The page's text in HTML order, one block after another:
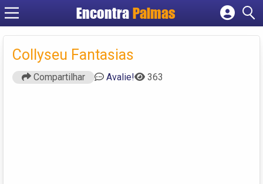
Encontra Palmas
Cadastrar empresa
Criar conta
Collyseu Fantasias
Compartilhar Avalie! 363